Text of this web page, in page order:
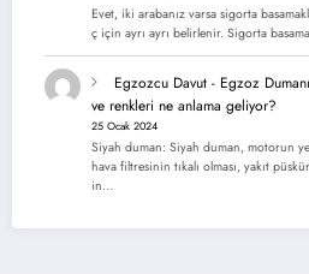
Evet, iki arabanız varsa sigorta
ç için ayrı ayrı belirlenir. Sigorta
Egzozcu Davut - Egzoz
ve renkleri ne anlama geliyor?
25 Ocak 2024
Siyah duman: Siyah duman, motorun
hava filtresinin tıkalı olması, yakıt
in…